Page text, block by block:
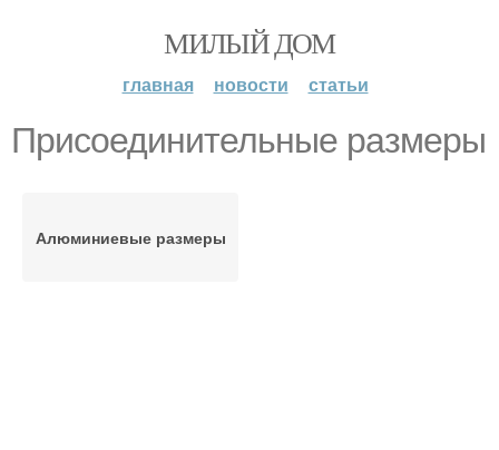
МИЛЫЙ ДОМ
главная новости статьи
Присоединительные размеры
Алюминиевые размеры